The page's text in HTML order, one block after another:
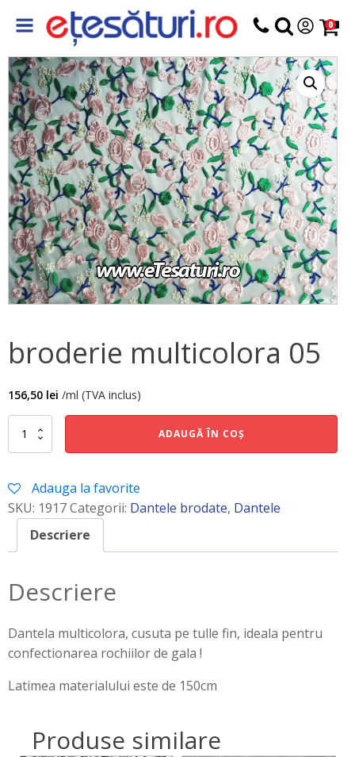
0
broderie multicolora 05
156,50 lei /ml (TVA inclus)
Cantitate
broderie
ADAUGĂ ÎN COȘ
Adauga la favorite
SKU: 1917Categorii: Dantele brodate, Dantele
Descriere
Descriere
Dantela multicolora, cusuta pe tulle fin, ideala pentru
confectionarea rochiilor de gala !
Latimea materialului este de 150cm
Produse similare